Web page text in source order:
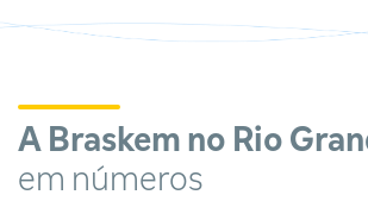
A Braskem no Rio
em números